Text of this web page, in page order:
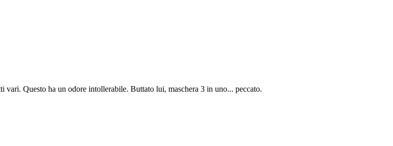
Questo ha un odore intollerabile. Buttato lui, maschera 3 in uno... peccato.